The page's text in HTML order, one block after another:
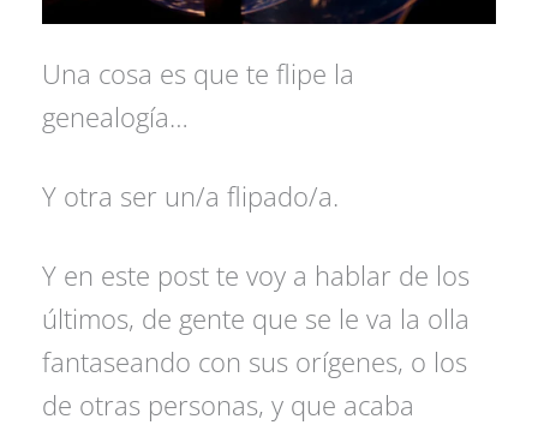
Una cosa es que te flipe la
genealogía…
Y otra ser un/a flipado/a.
Y en este post te voy a hablar de los
últimos, de gente que se le va la olla
fantaseando con sus orígenes, o los
de otras personas, y que acaba